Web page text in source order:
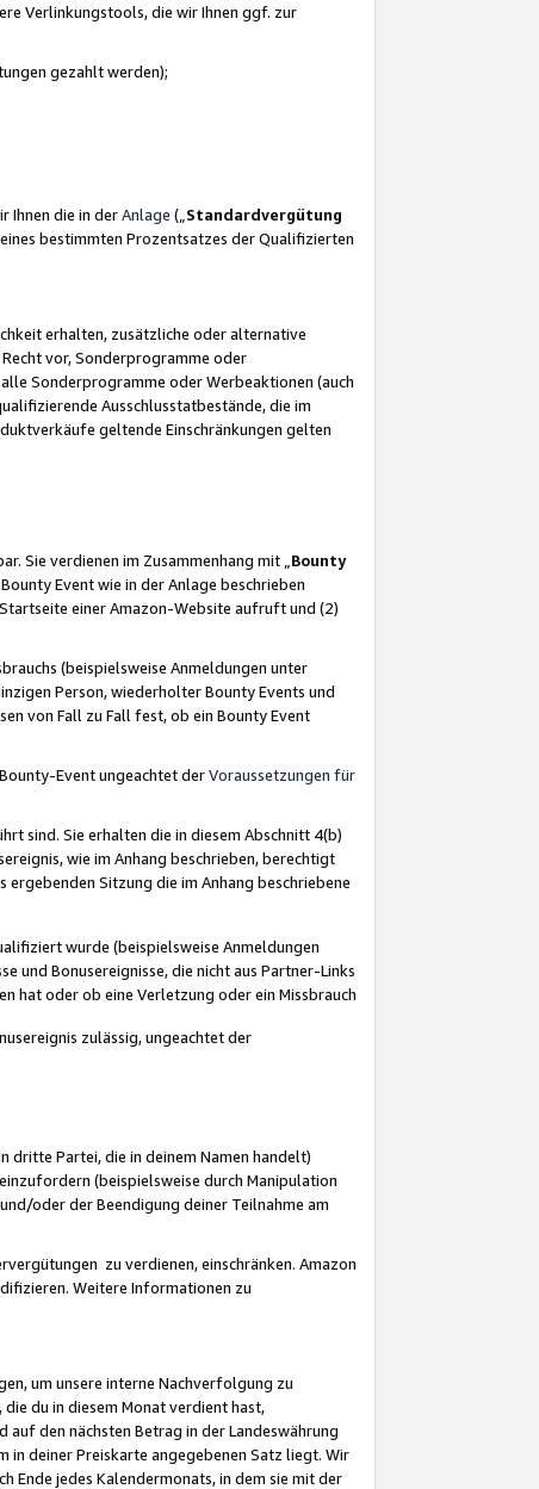
Verlinkungstools, die wir Ihnen ggf. zur
gezahlt werden);
Ihnen die in derAnlage („ Standardvergütung
bestimmten Prozentsatzes der Qualifizierten
erhalten, zusätzliche oder alternative
vor, Sonderprogramme oder
Sonderprogramme oder Werbeaktionen (auch
Ausschlusstatbestände, die im
geltende Einschränkungen gelten
Sie verdienen im Zusammenhang mit „ Bounty
Event wie in der Anlage beschrieben
einer Amazon-Website aufruft und (2)
(beispielsweise Anmeldungen unter
Person, wiederholter Bounty Events und
von Fall zu Fall fest, ob ein Bounty Event
Event ungeachtet derVoraussetzungen für
sind. Sie erhalten die in diesem Abschnitt 4(b)
wie im Anhang beschrieben, berechtigt
Sitzung die im Anhang beschriebene
wurde (beispielsweise Anmeldungen
und Bonusereignisse, die nicht aus Partner-Links
hat oder ob eine Verletzung oder ein Missbrauch
zulässig, ungeachtet der
dritte Partei, die in deinem Namen handelt)
(beispielsweise durch Manipulation
oder der Beendigung deiner Teilnahme am
zu verdienen, einschränken. Amazon
Weitere Informationen zu
um unsere interne Nachverfolgung zu
du in diesem Monat verdient hast,
den nächsten Betrag in der Landeswährung
in deiner Preiskarte angegebenen Satz liegt. Wir
Ende jedes Kalendermonats, in dem sie mit der